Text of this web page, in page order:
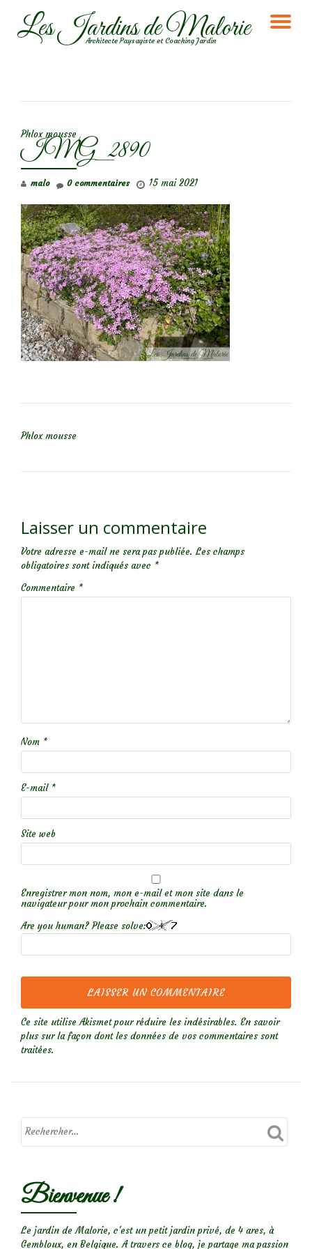
AllerLes Jardins de Malorie
Architecte Paysagiste et Coaching Jardin
Phlox mousse
IMG_2890
malo 15 mai 2021
0 commentaires
Phlox mousse
Laisser un commentaire
Votre adresse e-mail ne sera pas publiée. Les champs
obligatoires sont indiqués avec *
Commentaire *
Nom *
E-mail *
Site web
Enregistrer mon nom, mon e-mail et mon site dans le
navigateur pour mon prochain commentaire.
Are you human? Please solve:
Ce site utilise Akismet pour réduire les indésirables. En savoir
plus sur la façon dont les données de vos commentaires sont
traitées.
Bienvenue !
Le jardin de Malorie, c'est un petit jardin privé, de 4 ares, à
Gembloux, en Belgique. A travers ce blog, je partage ma passion